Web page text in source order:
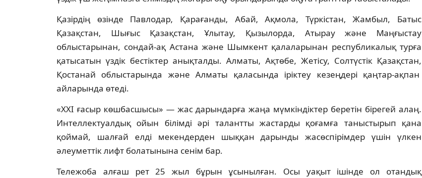
Қазірдің өзінде Павлодар, Қарағанды, Абай, Ақмола, Түркістан, Жамбыл, Батыс
Қазақстан, Шығыс Қазақстан, Ұлытау, Қызылорда, Атырау және Маңғыстау
облыстарынан, сондай-ақ Астана және Шымкент қалаларынан республикалық турға
қатысатын үздік бестіктер анықталды. Алматы, Ақтөбе, Жетісу, Солтүстік Қазақстан,
Қостанай облыстарында және Алматы қаласында іріктеу кезеңдері қаңтар-ақпан
айларында өтеді.
«XXI ғасыр көшбасшысы» — жас дарындарға жаңа мүмкіндіктер беретін бірегей алаң.
Интеллектуалдық ойын білімді әрі талантты жастарды қоғамға таныстырып қана
қоймай, шалғай елді мекендерден шыққан дарынды жасөспірімдер үшін үлкен
әлеуметтік лифт болатынына сенім бар.
Тележоба алғаш рет 25 жыл бұрын ұсынылған. Осы уақыт ішінде ол отандық